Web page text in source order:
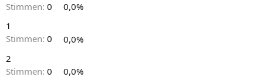
Stimmen: 0
0,0%
1
Stimmen: 0
0,0%
2
Stimmen: 0
0,0%